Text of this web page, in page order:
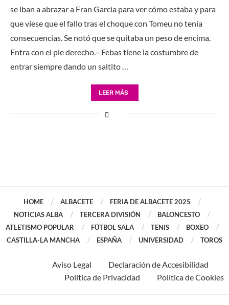
se iban a abrazar a Fran García para ver cómo estaba y para
que viese que el fallo tras el choque con Tomeu no tenía
consecuencias. Se notó que se quitaba un peso de encima.
Entra con el pie derecho.– Febas tiene la costumbre de
entrar siempre dando un saltito …
LEER MÁS
HOME ALBACETE
FERIA DE ALBACETE 2025
NOTICIAS ALBA
TERCERA DIVISIÓN
BALONCESTO
ATLETISMO POPULAR
FÚTBOL SALA TENIS
BOXEO
CASTILLA-LA MANCHA
ESPAÑA UNIVERSIDAD TOROS
Aviso Legal
Declaración de Accesibilidad
Política de Privacidad
Política de Cookies